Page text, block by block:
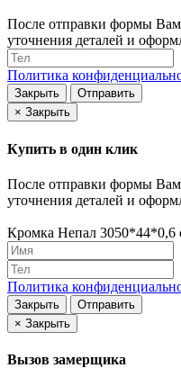
После отправки формы
уточнения деталей и
Политика
Закрыть
Отправить
× Закрыть
Купить в один клик
После отправки формы
уточнения деталей и
Кромка Непал 3050*44*0,6
Политика
Закрыть
Отправить
× Закрыть
Вызов замерщика